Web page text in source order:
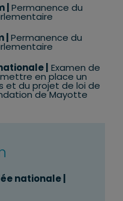
Permanence du
Permanence du
| Examen de
en place un
et du projet de loi de
de Mayotte
nationale |